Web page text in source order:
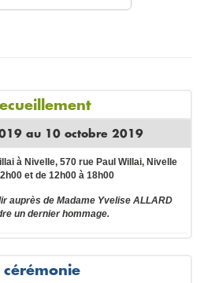
au 10 octobre 2019
à Nivelle, 570 rue Paul Willai, Nivelle
et de 12h00 à 18h00
auprès de Madame Yvelise ALLARD
un dernier hommage.
cérémonie